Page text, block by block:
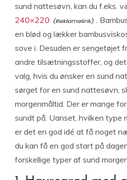
sund nattesøvn, kan du f.eks.
240×220
.
en blød og lækker
sove i. Desuden er sengetøjet
andre tilsætningsstoffer, og
valg, hvis du ønsker en sund
sørget for en sund nattesøvn,
morgenmåltid. Der er mange
sundt på. Uanset, hvilken type
er det en god idé at få noget
du kan få en god start på
forskellige typer af sund